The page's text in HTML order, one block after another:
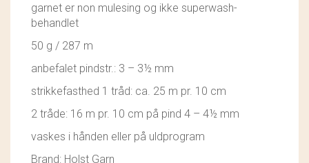
GRY & SIF
HARTGUT
IBU JEWELS
garnet er non mulesing og ikke superwash-
behandlet
50 g / 287 m
anbefalet pindstr.: 3 – 3½ mm
strikkefasthed 1 tråd: ca. 25 m pr. 10 cm
2 tråde: 16 m pr. 10 cm på pind 4 – 4½ mm
vaskes i hånden eller på uldprogram
Brand: Holst Garn